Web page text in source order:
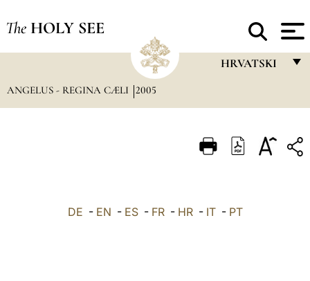
The HOLY SEE
HRVATSKI
ITALIANO
ANGELUS - REGINA CÆLI 2005
DE - EN - ES- FR- HR- IT- PT